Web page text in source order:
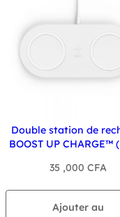
Double station de
BOOST UP CHARGE™
35 ,000 CFA
Ajouter au